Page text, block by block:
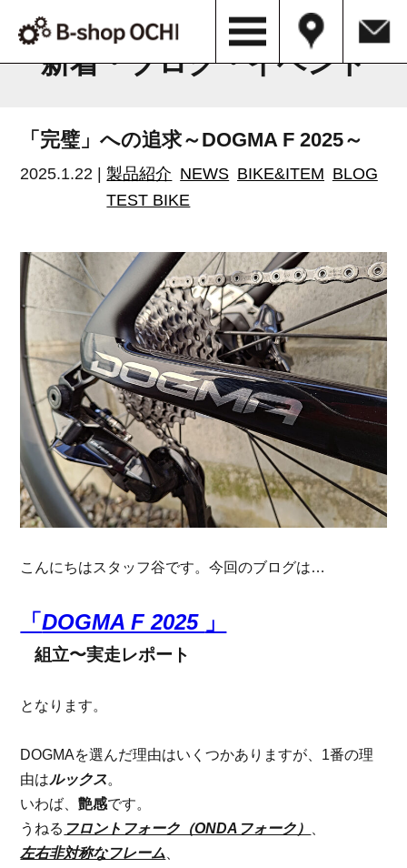
B-shop OCHI NEWS & BLOG
新着・ブログ・イベント
「完璧」への追求～DOGMA F 2025～
2025.1.22 | 製品紹介 NEWS BIKE&ITEM BLOG
TEST BIKE
こんにちはスタッフ谷です。今回のブログは…
「DOGMA F 2025 」
組立〜実走レポート
となります。
DOGMAを選んだ理由はいくつかありますが、1番の理
由はルックス。
いわば、艶感です。
うねる フロントフォーク（ONDAフォーク）
左右非対称なフレーム